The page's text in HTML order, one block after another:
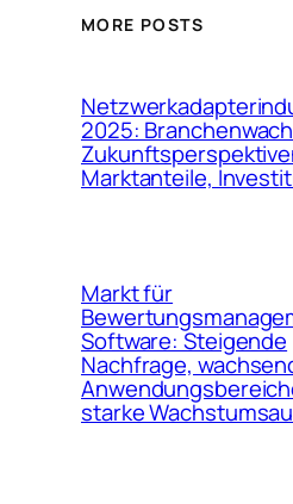
MORE POSTS
2025:
Marktanteile,
Markt für
Software: Steigende
Nachfrage,
starke